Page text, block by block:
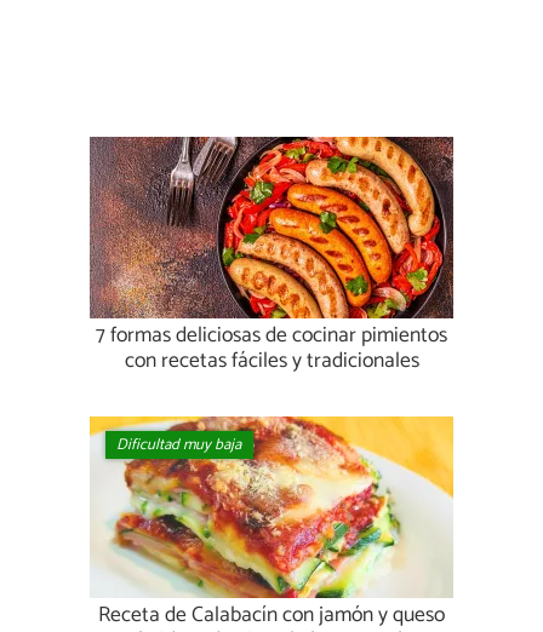
7 formas deliciosas de cocinar pimientos
con recetas fáciles y tradicionales
Dificultad muy baja
Receta de Calabacín con jamón y queso